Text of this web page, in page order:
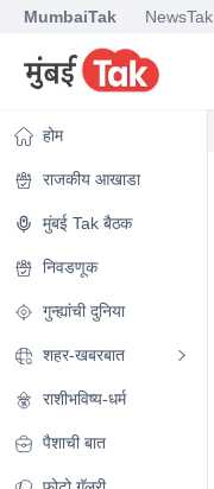
MumbaiTak NewsTak
होम
राजकीय आखाडा
मुंबई Tak बैठक
निवडणूक
गुन्ह्यांची दुनिया
शहर-खबरबात
राशीभविष्य-धर्म
पैशाची बात